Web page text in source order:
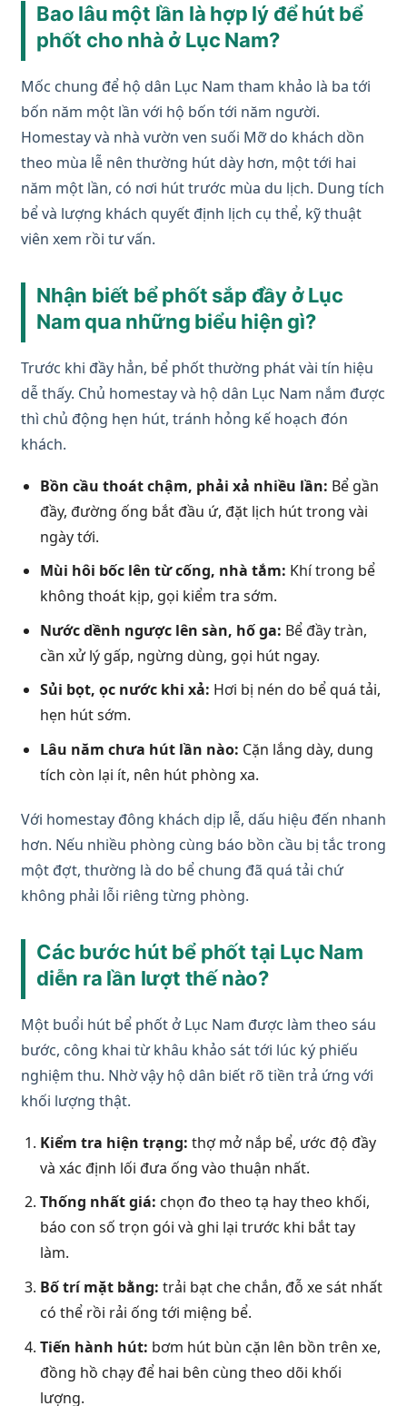
Bao lâu một lần là hợp lý để hút bể
phốt cho nhà ở Lục Nam?
Mốc chung để hộ dân Lục Nam tham khảo là ba tới
bốn năm một lần với hộ bốn tới năm người.
Homestay và nhà vườn ven suối Mỡ do khách dồn
theo mùa lễ nên thường hút dày hơn, một tới hai
năm một lần, có nơi hút trước mùa du lịch. Dung tích
bể và lượng khách quyết định lịch cụ thể, kỹ thuật
viên xem rồi tư vấn.
Nhận biết bể phốt sắp đầy ở Lục
Nam qua những biểu hiện gì?
Trước khi đầy hẳn, bể phốt thường phát vài tín hiệu
dễ thấy. Chủ homestay và hộ dân Lục Nam nắm được
thì chủ động hẹn hút, tránh hỏng kế hoạch đón
khách.
Bồn cầu thoát chậm, phải xả nhiều lần: Bể gần
đầy, đường ống bắt đầu ứ, đặt lịch hút trong vài
ngày tới.
Mùi hôi bốc lên từ cống, nhà tắm: Khí trong bể
không thoát kịp, gọi kiểm tra sớm.
Nước dềnh ngược lên sàn, hố ga: Bể đầy tràn,
cần xử lý gấp, ngừng dùng, gọi hút ngay.
Sủi bọt, ọc nước khi xả: Hơi bị nén do bể quá tải,
hẹn hút sớm.
Lâu năm chưa hút lần nào: Cặn lắng dày, dung
tích còn lại ít, nên hút phòng xa.
Với homestay đông khách dịp lễ, dấu hiệu đến nhanh
hơn. Nếu nhiều phòng cùng báo bồn cầu bị tắc trong
một đợt, thường là do bể chung đã quá tải chứ
không phải lỗi riêng từng phòng.
Các bước hút bể phốt tại Lục Nam
diễn ra lần lượt thế nào?
Một buổi hút bể phốt ở Lục Nam được làm theo sáu
bước, công khai từ khâu khảo sát tới lúc ký phiếu
nghiệm thu. Nhờ vậy hộ dân biết rõ tiền trả ứng với
khối lượng thật.
Kiểm tra hiện trạng: thợ mở nắp bể, ước độ đầy
và xác định lối đưa ống vào thuận nhất.
Thống nhất giá: chọn đo theo tạ hay theo khối,
báo con số trọn gói và ghi lại trước khi bắt tay
làm.
Bố trí mặt bằng: trải bạt che chắn, đỗ xe sát nhất
có thể rồi rải ống tới miệng bể.
Tiến hành hút: bơm hút bùn cặn lên bồn trên xe,
đồng hồ chạy để hai bên cùng theo dõi khối
lượng.